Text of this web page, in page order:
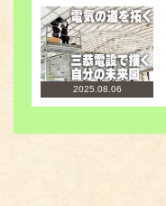
2025.08.06